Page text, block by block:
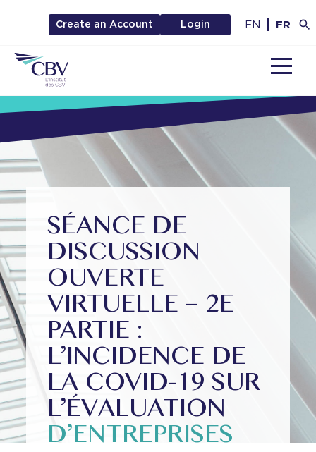
Create an Account Login EN FR
SÉANCE DE
DISCUSSION
OUVERTE
VIRTUELLE – 2E
PARTIE :
L’INCIDENCE DE
LA COVID-19 SUR
L’ÉVALUATION
D’ENTREPRISES